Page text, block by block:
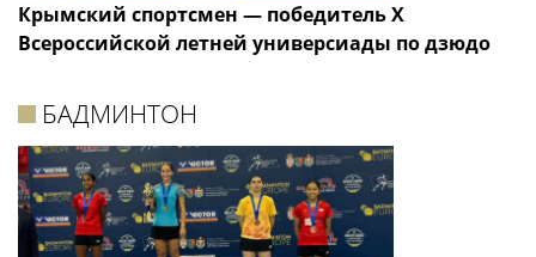
Крымский спортсмен — победитель X
Всероссийской летней универсиады по дзюдо
БАДМИНТОН